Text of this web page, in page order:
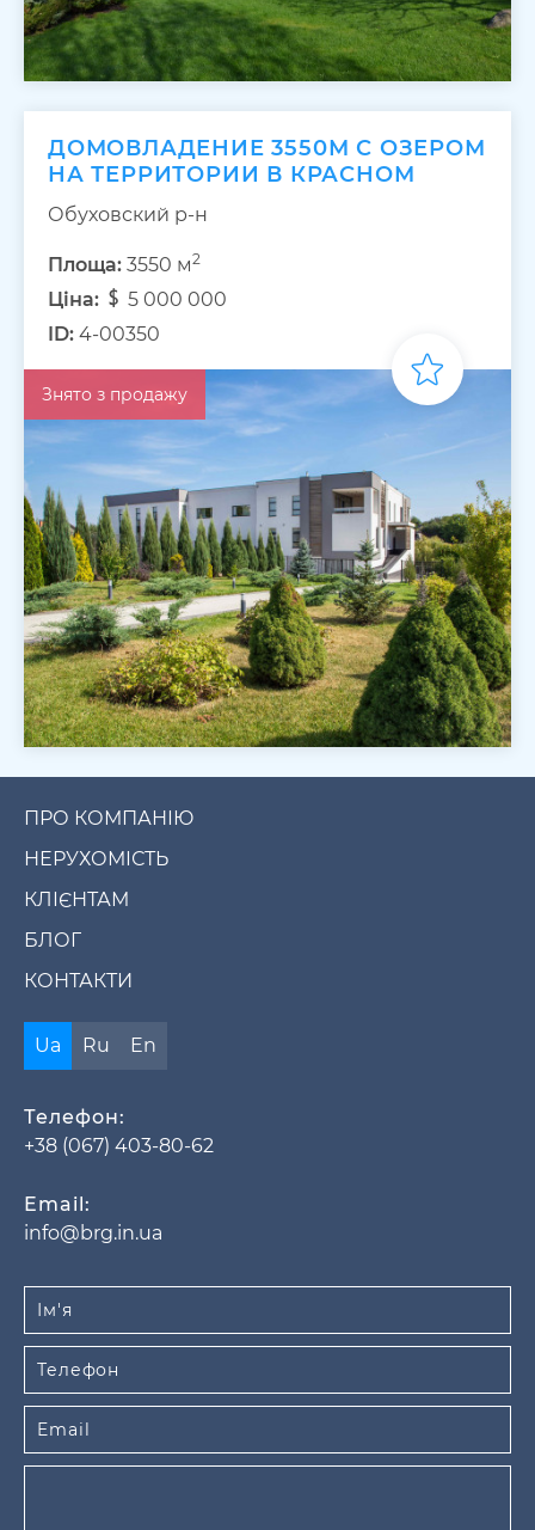
ДОМОВЛАДЕНИЕ 3550М С ОЗЕРОМ
НА ТЕРРИТОРИИ В КРАСНОМ
Обуховский р-н
Площа: 3550 м2
Ціна:
5 000 000
ID: 4-00350
Знято з продажу
ПРО КОМПАНІЮ
НЕРУХОМІСТЬ
КЛІЄНТАМ
БЛОГ
КОНТАКТИ
Ua Ru En
Телефон:
+38 (067) 403-80-62
Email:
info@brg.in.ua